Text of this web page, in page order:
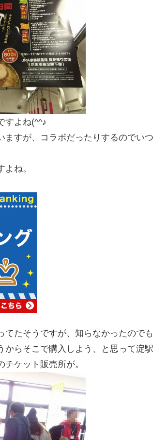
すよね(^^♪
ますが、コラボだったりするのでい
ね。
てたそうですが、知らなかったので
らそこで購入しよう、と思って淀駅
ケット販売所が。